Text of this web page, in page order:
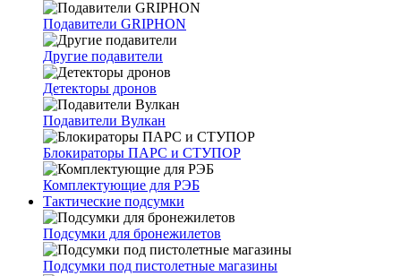
Подавители GRIPHON
Другие подавители
Детекторы дронов
Подавители Вулкан
Блокираторы ПАРС и СТУПОР
Комплектующие для РЭБ
Тактические подсумки
Подсумки для бронежилетов
Подсумки под пистолетные магазины